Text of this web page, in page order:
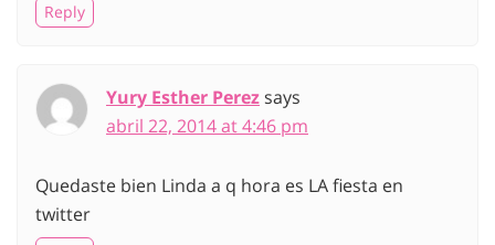
Reply
Yury Esther Perezsays
abril 22, 2014 at 4:46 pm
Quedaste bien Linda a q hora es LA fiesta en
twitter